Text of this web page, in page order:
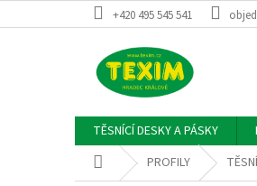
na
+420 495 545 541
TĚSNÍCÍ DESKY A PÁSKY
Domů PROFILY